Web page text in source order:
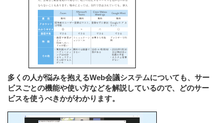
多くの人が悩みを抱えるWeb会議システムについても、サー
ビスごとの機能や使い方などを解説しているので、どのサー
ビスを使うべきかがわかります。